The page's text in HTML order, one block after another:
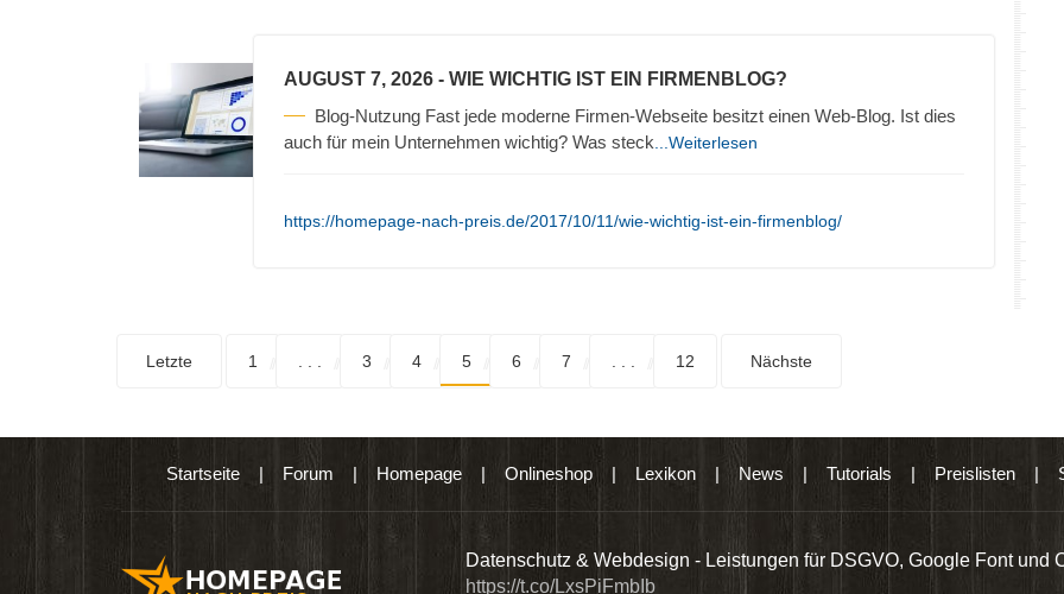
AUGUST 7, 2026 - WIE WICHTIG IST EIN FIRMENBLOG?
Blog-Nutzung Fast jede moderne Firmen-Webseite besitzt einen Web-Blog. Ist dies
auch für mein Unternehmen wichtig? Was steck ...Weiterlesen
https://homepage-nach-preis.de/2017/10/11/wie-wichtig-ist-ein-firmenblog/
Letzte 1 3 4 5 6 7 12 Nächste
Startseite| Forum | Homepage| Onlineshop| Lexikon|News | Tutorials | Preislisten|
Produkten wie Ebooks & DVDs.…
Datenschutz & Webdesign - Leistungen für DSGVO, Google Font und
https://t.co/LxsPiFmbIb